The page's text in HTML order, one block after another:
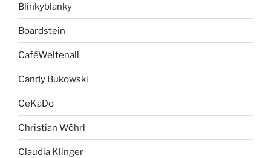
Blinkyblanky
Boardstein
CaféWeltenall
Candy Bukowski
CeKaDo
Christian Wöhrl
Claudia Klinger